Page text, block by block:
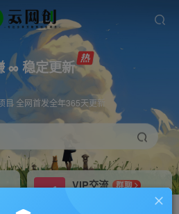
∞ 稳定更新
目 全网首发全年365天更新
VIP交流
群聊
研究探讨更多创业项目路子。